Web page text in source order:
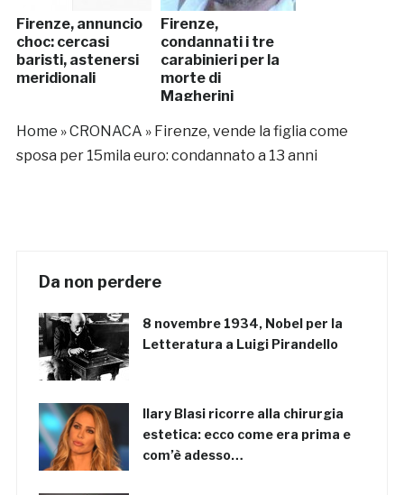
Firenze, annuncio
choc: cercasi
baristi, astenersi
meridionali
Firenze,
condannati i tre
carabinieri per la
morte di
Magherini
Home »CRONACA » Firenze, vende la figlia come
sposa per 15mila euro: condannato a 13 anni
Da non perdere
8 novembre 1934, Nobel per la
Letteratura a Luigi Pirandello
Ilary Blasi ricorre alla chirurgia
estetica: ecco come era prima e
com’è adesso…